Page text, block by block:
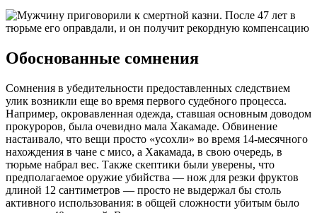
Обоснованные сомнения
Сомнения в убедительности предоставленных следствием
улик возникли еще во время первого судебного процесса.
Например, окровавленная одежда, ставшая основным доводом
прокуроров, была очевидно мала Хакамаде. Обвинение
настаивало, что вещи просто «усохли» во время 14-месячного
нахождения в чане с мисо, а Хакамада, в свою очередь, в
тюрьме набрал вес. Также скептики были уверены, что
предполагаемое оружие убийства — нож для резки фруктов
длиной 12 сантиметров — просто не выдержал бы столь
активного использования: в общей сложности убитым было